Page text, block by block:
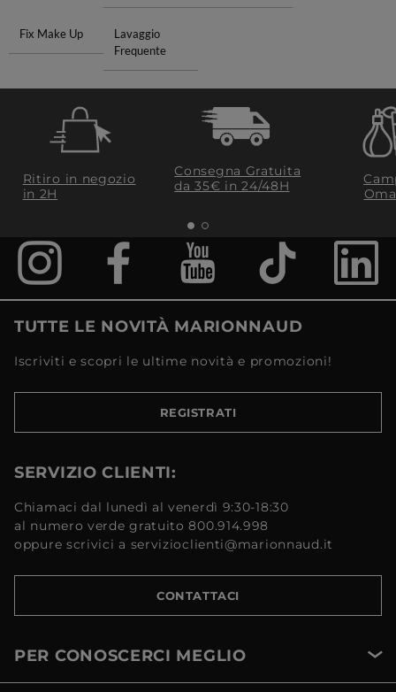
Fix Make Up
Lavaggio
Frequente
Ritiro in negozio
in 2H
Consegna Gratuita
da 35€​ in 24/48H
TUTTE LE NOVITÀ MARIONNAUD
Iscriviti e scopri le ultime novità e promozioni!
REGISTRATI
SERVIZIO CLIENTI:
Chiamaci dal lunedì al venerdì 9:30-18:30
al numero verde gratuito 800.914.998
oppure scrivici a servizioclienti@marionnaud.it
CONTATTACI
PER CONOSCERCI MEGLIO